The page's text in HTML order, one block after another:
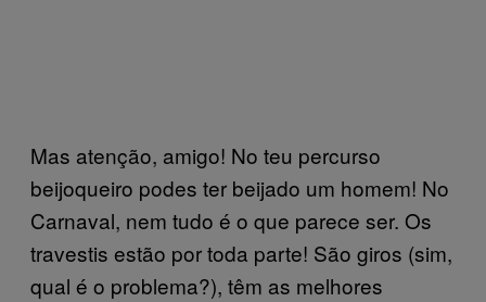
Mas atenção, amigo! No teu percurso
beijoqueiro podes ter beijado um homem! No
Carnaval, nem tudo é o que parece ser. Os
travestis estão por toda parte! São giros (sim,
qual é o problema?), têm as melhores